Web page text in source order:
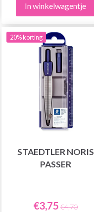
In winkelwagentje
20% korting
STAEDTLER NORIS
PASSER
€3,75 €4,70